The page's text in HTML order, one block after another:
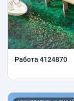
Работа 4124870